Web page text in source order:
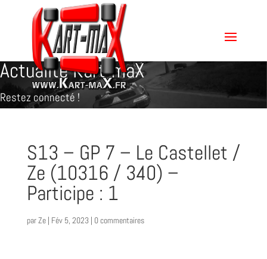
Actualité Kart-maX
Restez connecté !
S13 – GP 7 – Le Castellet /
Ze (10316 / 340) –
Participe : 1
parZe| Fév 5, 2023| 0 commentaires